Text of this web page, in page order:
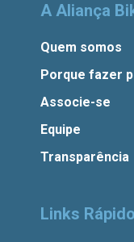
A Aliança
Quem somos
Porque fazer
Associe-se
Equipe
Transparência
Links